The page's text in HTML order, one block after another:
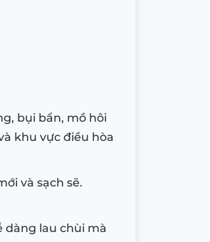
bụi bẩn, mồ hôi
khu vực điều hòa
và sạch sẽ.
dàng lau chùi mà